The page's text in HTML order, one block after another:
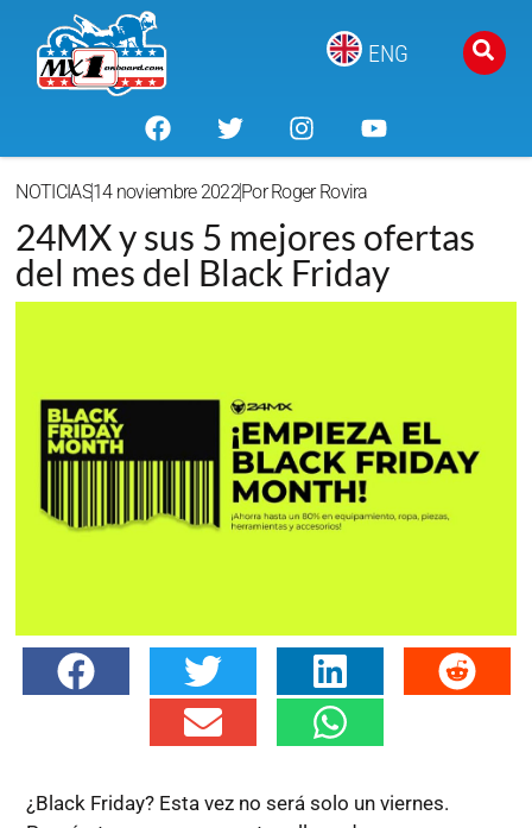
ENG
NOTICIAS14 noviembre 2022PorRoger Rovira
24MX y sus 5 mejores ofertas
del mes del Black Friday
¿Black Friday? Esta vez no será solo un viernes.